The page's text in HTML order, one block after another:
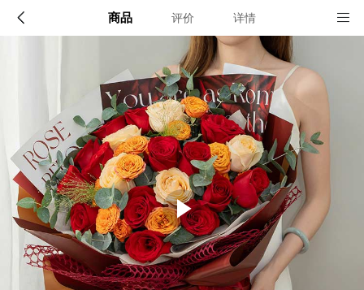
商品 评价 详情
配送说明
确定
店铺信息
该地区暂无配送门店
确定